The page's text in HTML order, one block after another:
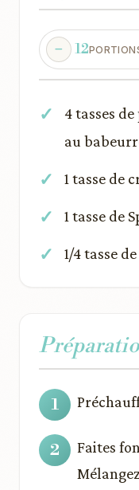
12
4 tasses
au
1 tasse de
1 tasse de
1/4 tasse
Faites